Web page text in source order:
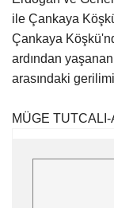
Spor
Gündem
Tekno Bilim
ile Çankaya
Çankaya
ardından
arasındaki
MÜGE